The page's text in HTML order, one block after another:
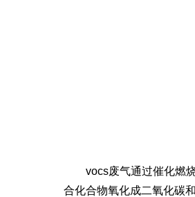
vocs废气通过催化燃烧
合化合物氧化成二氧化碳